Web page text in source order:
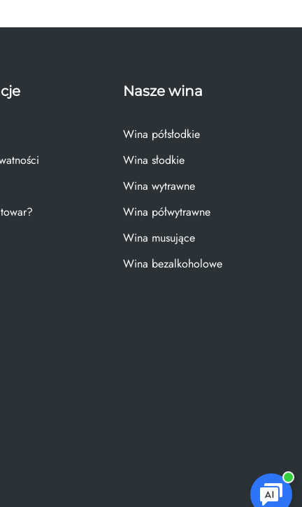
Nasze wina
Wina półsłodkie
Wina słodkie
Wina wytrawne
Wina półwytrawne
Wina musujące
Wina bezalkoholowe